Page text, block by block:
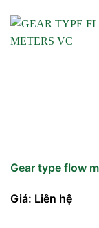
Gear type flow
Giá: Liên hệ